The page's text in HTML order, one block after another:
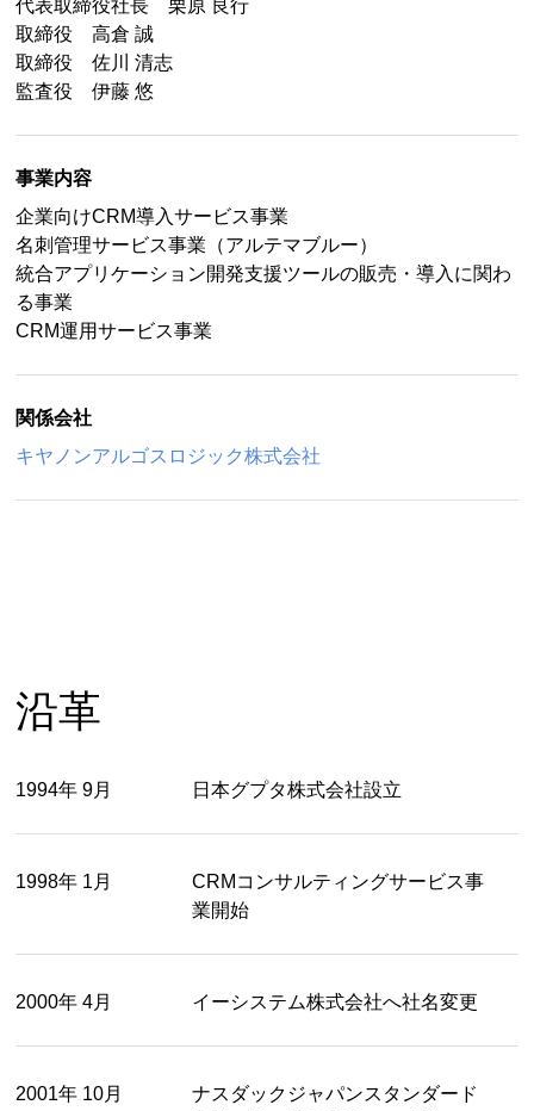
代表取締役社長 栗原 良行
取締役 高倉 誠
取締役 佐川 清志
監査役 伊藤 悠
事業内容
企業向けCRM導入サービス事業
名刺管理サービス事業（アルテマブルー）
統合アプリケーション開発支援ツールの販売・導入に関わ
る事業
CRM運用サービス事業
関係会社
キヤノンアルゴスロジック株式会社
沿革
1994年 9月 日本グプタ株式会社設立
1998年 1月
CRMコンサルティングサービス事
業開始
2000年 4月 イーシステム株式会社へ社名変更
2001年 10月
ナスダックジャパンスタンダード